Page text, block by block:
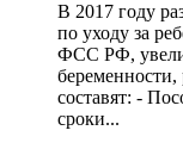
В 2017 году
по уходу за
ФСС РФ,
беременности,
составят: -
сроки...